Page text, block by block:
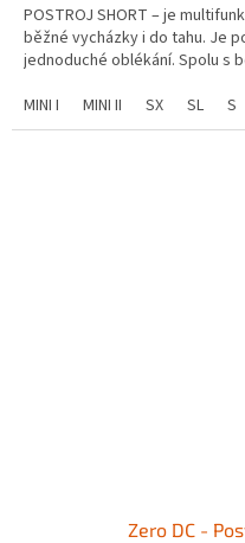
POSTROJ SHORT – je
běžné vycházky i do tahu. Je
jednoduché oblékání. Spolu s
MINI I
MINI II SX SL S
Zero DC -